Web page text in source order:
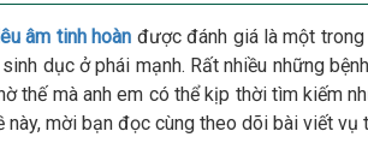
âm tinh hoàn được đánh giá là một
dục ở phái mạnh. Rất nhiều những
thế mà anh em có thể kịp thời tìm kiếm
này, mời bạn đọc cùng theo dõi bài viết vụ